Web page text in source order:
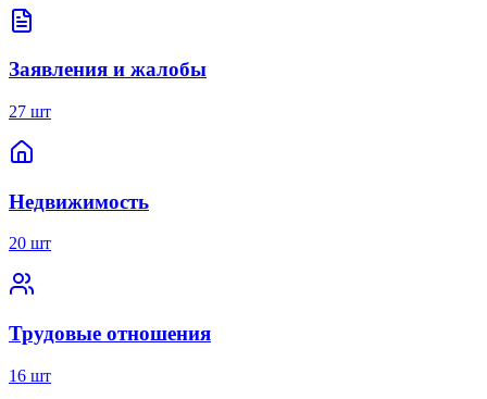
Заявления и жалобы
27 шт
Недвижимость
20 шт
Трудовые отношения
16 шт